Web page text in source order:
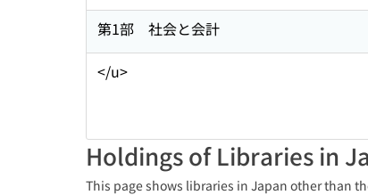
第1部 社会と会計
</u>
Holdings of Libraries in
This page shows libraries in Japan other than